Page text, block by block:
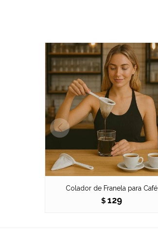
Colador de Franela para Café
$ 129